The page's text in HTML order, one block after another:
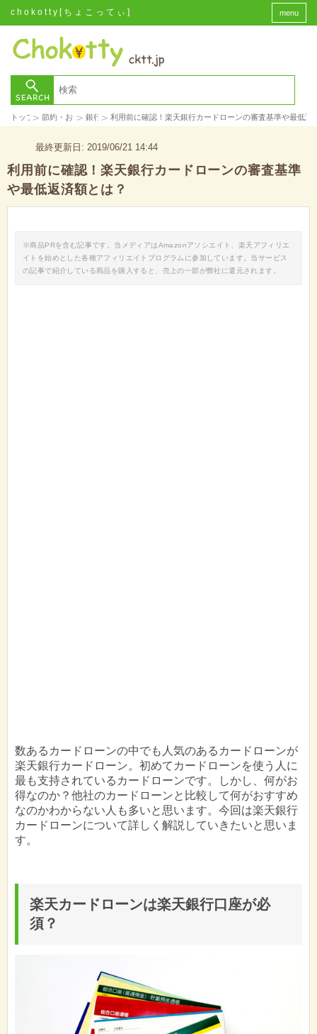
chokotty[ちょこってぃ] menu
トップ> 節約・お金> 銀行 > 利用前に確認！楽天銀行カードローンの審査基準や最低返
最終更新日: 2019/06/21 14:44
利用前に確認！楽天銀行カードローンの審査基準
や最低返済額とは？
※商品PRを含む記事です。当メディアはAmazonアソシエイト、楽天アフィリエ
イトを始めとした各種アフィリエイトプログラムに参加しています。当サービス
の記事で紹介している商品を購入すると、売上の一部が弊社に還元されます。
数あるカードローンの中でも人気のあるカードローンが
楽天銀行カードローン。初めてカードローンを使う人に
最も支持されているカードローンです。しかし、何がお
得なのか？他社のカードローンと比較して何がおすすめ
なのかわからない人も多いと思います。今回は楽天銀行
カードローンについて詳しく解説していきたいと思いま
す。
楽天カードローンは楽天銀行口座が必
須？